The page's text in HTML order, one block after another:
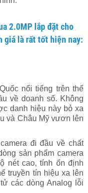
2.0MP lắp đặt cho
giá là rất tốt hiện nay:
nổi tiếng trên thế
về doanh số. Không
danh hiệu này bỏ xa
và Châu Mỹ vươn lên
đi đầu về chất
sản phẩm camera
nét cao, tính ổn định
truyền tín hiệu xa lên
các dòng Analog lỗi